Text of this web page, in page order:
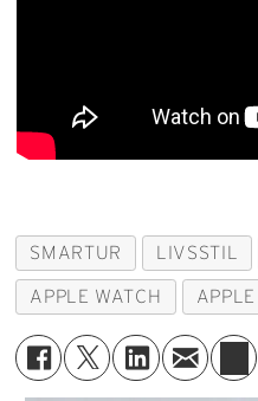
SMARTUR LIVSSTIL
APPLE WATCH APPLE